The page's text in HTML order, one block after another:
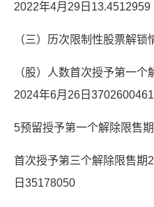
2022年4月29日13.4512959
（三）历次限制性股票解
（股）人数首次授予第一
2024年6月26日3702600461
5预留授予第一个解除限售
首次授予第三个解除限售期
日35178050